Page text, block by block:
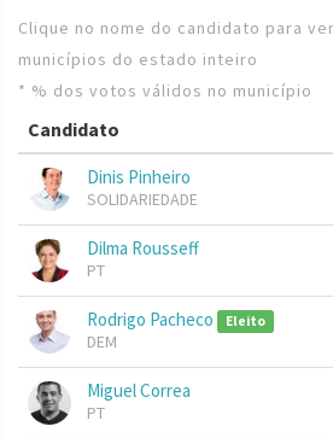
Clique no nome do candidato para
municípios do estado inteiro
* % dos votos válidos no município
Candidato
Dinis Pinheiro
SOLIDARIEDADE
Dilma Rousseff
PT
Rodrigo Pacheco Eleito
DEM
Miguel Correa
PT